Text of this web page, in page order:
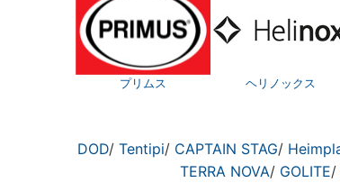
プリムス ヘリノックス
DOD/ Tentipi/ CAPTAIN STAG/
TERRA NOVA/ GOLITE/